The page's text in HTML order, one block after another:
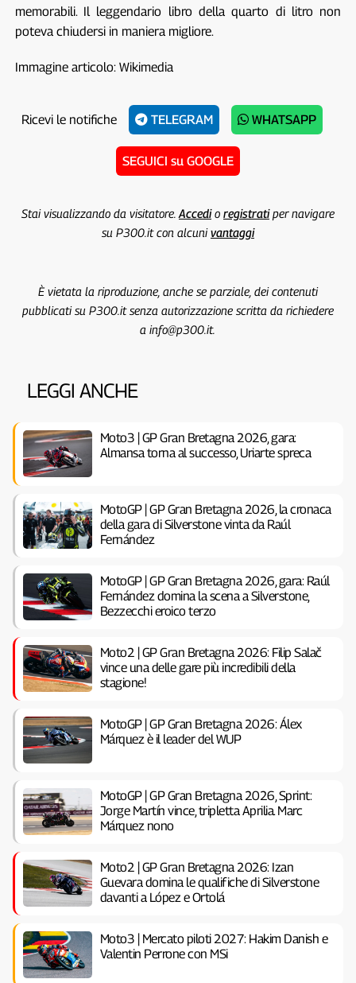
memorabili. Il leggendario libro della quarto di litro non
poteva chiudersi in maniera migliore.
Immagine articolo: Wikimedia
Ricevi le notifiche TELEGRAM WHATSAPP
SEGUICI su GOOGLE
Stai visualizzando da visitatore. Accedio registratiper navigare
su P300.it con alcunivantaggi
È vietata la riproduzione, anche se parziale, dei contenuti
pubblicati su P300.it senza autorizzazione scritta da richiedere
a info@p300.it.
LEGGI ANCHE
Moto3 | GP Gran Bretagna 2026, gara:
Almansa torna al successo, Uriarte spreca
MotoGP | GP Gran Bretagna 2026, la cronaca
della gara di Silverstone vinta da Raúl
Fernández
MotoGP | GP Gran Bretagna 2026, gara: Raúl
Fernández domina la scena a Silverstone,
Bezzecchi eroico terzo
Moto2 | GP Gran Bretagna 2026: Filip Salač
vince una delle gare più incredibili della
stagione!
MotoGP | GP Gran Bretagna 2026: Álex
Márquez è il leader del WUP
MotoGP | GP Gran Bretagna 2026, Sprint:
Jorge Martín vince, tripletta Aprilia. Marc
Márquez nono
Moto2 | GP Gran Bretagna 2026: Izan
Guevara domina le qualifiche di Silverstone
davanti a López e Ortolá
Moto3 | Mercato piloti 2027: Hakim Danish e
Valentin Perrone con MSi